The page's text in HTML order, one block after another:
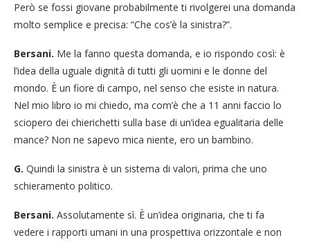
Però se fossi giovane probabilmente ti rivolgerei una domanda
molto semplice e precisa: “Che cos’è la sinistra?”.
Bersani. Me la fanno questa domanda, e io rispondo così: è
l’idea della uguale dignità di tutti gli uomini e le donne del
mondo. È un fiore di campo, nel senso che esiste in natura.
Nel mio libro io mi chiedo, ma com’è che a 11 anni faccio lo
sciopero dei chierichetti sulla base di un’idea egualitaria delle
mance? Non ne sapevo mica niente, ero un bambino.
G. Quindi la sinistra è un sistema di valori, prima che uno
schieramento politico.
Bersani. Assolutamente sì. È un’idea originaria, che ti fa
vedere i rapporti umani in una prospettiva orizzontale e non